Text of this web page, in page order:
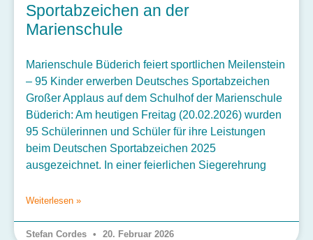
Sportabzeichen an der
Marienschule
Marienschule Büderich feiert sportlichen Meilenstein
– 95 Kinder erwerben Deutsches Sportabzeichen
Großer Applaus auf dem Schulhof der Marienschule
Büderich: Am heutigen Freitag (20.02.2026) wurden
95 Schülerinnen und Schüler für ihre Leistungen
beim Deutschen Sportabzeichen 2025
ausgezeichnet. In einer feierlichen Siegerehrung
Weiterlesen »
Stefan Cordes 20. Februar 2026